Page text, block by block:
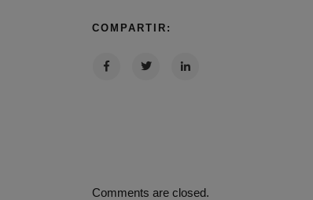
COMPARTIR:
Comments are closed.